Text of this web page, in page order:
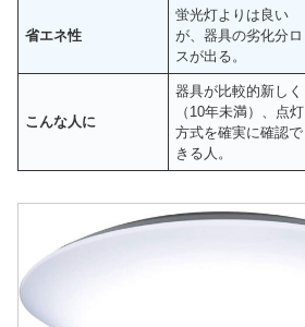
省エネ性
蛍光灯よりは良い
が、器具の劣化分ロ
スが出る。
こんな人に
器具が比較的新しく
（10年未満）、点灯
方式を確実に確認で
きる人。